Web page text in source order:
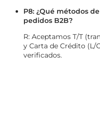
P8: ¿Qué métodos
pedidos B2B?
R: Aceptamos T/T
y Carta de Crédito (L/
verificados.